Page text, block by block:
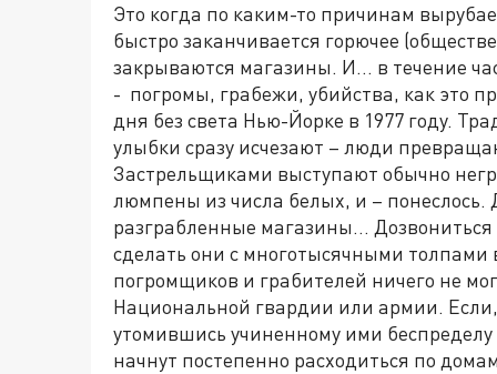
Это когда по каким-то причинам
быстро заканчивается горючее
закрываются магазины. И… в течение
- погромы, грабежи, убийства, как это
дня без света Нью-Йорке в 1977 году.
улыбки сразу исчезают – люди
Застрельщиками выступают обычно
люмпены из числа белых, и –
разграбленные магазины…
сделать они с многотысячными
погромщиков и грабителей ничего не
Национальной гвардии или армии.
утомившись учиненному ими
начнут постепенно расходиться по